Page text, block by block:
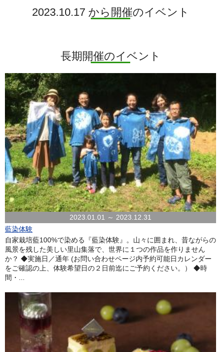
2023.10.17 から開催のイベント
長期開催のイベント
2023.01.01 ～ 2023.12.31
藍染体験
自家栽培藍100%で染める『藍染体験』。山々に囲まれ、昔ながらの
風景を残した美しい里山集落で、世界に１つの作品を作りません
か？ ◆実施日／通年 (お問い合わせページ内予約可能日カレンダー
をご確認の上、体験希望日の２日前迄にご予約ください。） ◆時
間・...